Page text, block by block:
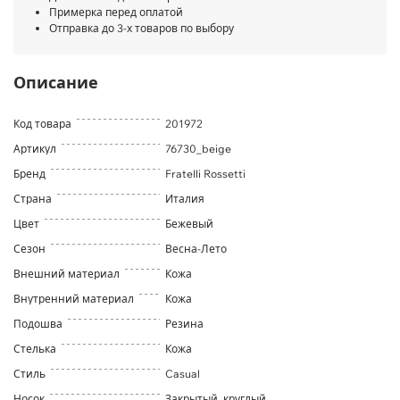
Примерка перед оплатой
Отправка до 3-х товаров по выбору
Описание
Код товара
201972
Артикул
76730_beige
Бренд
Fratelli Rossetti
Страна
Италия
Цвет
Бежевый
Сезон
Весна-Лето
Внешний материал
Кожа
Внутренний материал
Кожа
Подошва
Резина
Стелька
Кожа
Стиль
Casual